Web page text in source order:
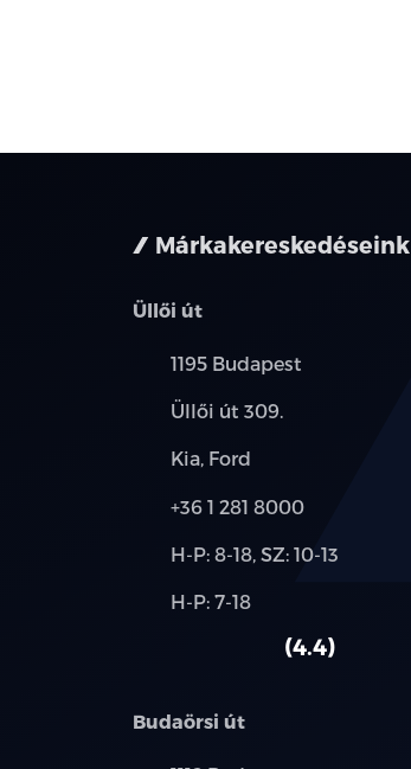
Márkakereskedéseink
Üllői út
Település:
1195 Budapest
Cím:
Üllői út 309.
Márkák:
Kia, Ford
Telefon:
+36 1 281 8000
Új-
használt
H-P: 8-18, SZ: 10-13
Alkatrész,
H-P: 7-18
4.4
Budaörsi út